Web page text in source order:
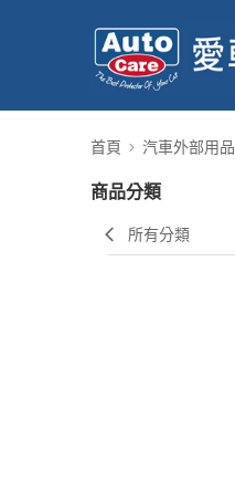
首頁 汽車外部用品
商品分類
所有分類